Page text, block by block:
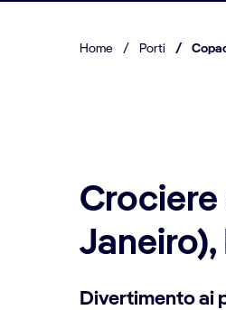
Home / Porti /
Crociere
Janeiro),
Divertimento ai